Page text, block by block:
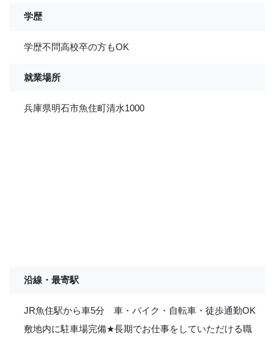
学歴
学歴不問高校卒の方もOK
就業場所
兵庫県明石市魚住町清水1000
沿線・最寄駅
JR魚住駅から車5分 車・バイク・自転車・徒歩通勤OK
敷地内に駐車場完備★長期でお仕事をしていただける職